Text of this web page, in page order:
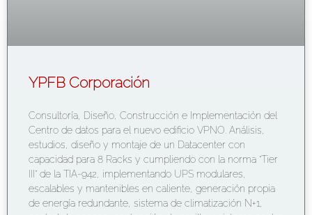
YPFB Corporación
Consultoría, Diseño, Construcción e Implementación del
Centro de datos para el nuevo edificio VPNO. Análisis,
estudios, diseño y montaje de un Datacenter con
capacidad para 8 Racks y cumpliendo con la norma “Tier
III” de la TIA-942, implementando UPS modulares,
escalables y mantenibles en caliente, generación propia
de energía redundante, sistema de climatización N+1,